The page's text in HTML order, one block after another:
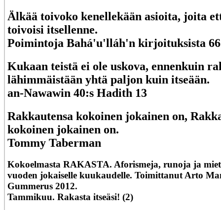
Älkää toivoko kenellekään asioita, joita
toivoisi itsellenne.
Poimintoja Bahá'u'lláh'n kirjoituksista 66
Kukaan teistä ei ole uskova, ennenkuin
lähimmäistään yhtä paljon kuin itseään.
an-Nawawin 40:s Hadith 13
Rakkautensa kokoinen jokainen on,
kokoinen jokainen on.
Tommy Taberman
Kokoelmasta RAKASTA. Aforismeja, runoja ja
vuoden jokaiselle kuukaudelle. Toimittanut Arto
Gummerus 2012.
Tammikuu. Rakasta itseäsi! (2)